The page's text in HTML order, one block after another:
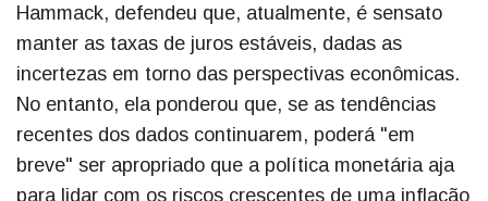
Hammack, defendeu que, atualmente, é sensato
manter as taxas de juros estáveis, dadas as
incertezas em torno das perspectivas econômicas.
No entanto, ela ponderou que, se as tendências
recentes dos dados continuarem, poderá "em
breve" ser apropriado que a política monetária aja
para lidar com os riscos crescentes de uma inflação